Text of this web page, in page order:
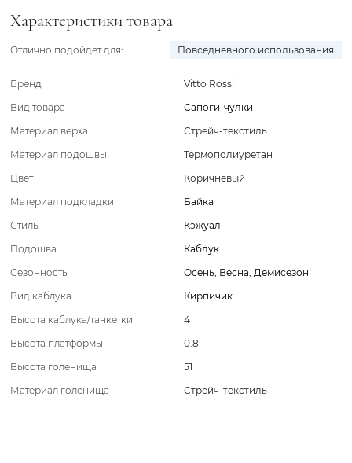
Характеристики товара
Отлично подойдет для: Повседневного использования
Бренд
Vitto Rossi
Вид товара
Сапоги-чулки
Материал верха
Стрейч-текстиль
Материал подошвы
Термополиуретан
Цвет
Коричневый
Материал подкладки
Байка
Стиль
Кэжуал
Подошва
Каблук
Сезонность
Осень, Весна, Демисезон
Вид каблука
Кирпичик
Высота каблука/танкетки
4
Высота платформы
0.8
Высота голенища
51
Материал голенища
Стрейч-текстиль